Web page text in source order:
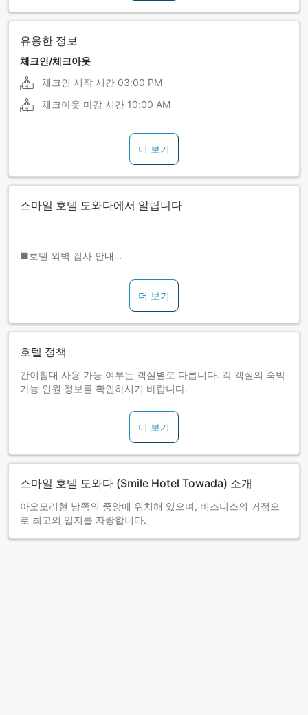
유용한 정보
체크인/체크아웃
체크인 시작 시간 03:00 PM
체크아웃 마감 시간 10:00 AM
더 보기
스마일 호텔 도와다에서 알립니다
■호텔 외벽 검사 안내
-검사 일정: 2026년 6월 10일～6월 20일 예정
-작업 시간: 10시～16시까지
검사는 타일 벽을 확인하는 작업이므로 약간의 소음이 발생하
본 호텔에서는 연박 시 객실 청소를 3박마다 1회 실시하고 있습
니다.
■연말연시 조식 제공 중단 안내
12월 29일～1월 3일 숙박 시에는 조식 제공을 중단합니다. 이
더 보기
호텔 정책
간이침대 사용 가능 여부는 객실별로 다릅니다. 각 객실의 숙박
가능 인원 정보를 확인하시기 바랍니다.
더 보기
스마일 호텔 도와다 (Smile Hotel Towada) 소개
아오모리현 남쪽의 중앙에 위치해 있으며, 비즈니스의 거점으
로 최고의 입지를 자랑합니다.